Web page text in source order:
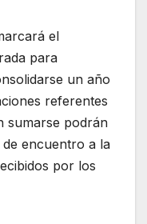
el
para
un año
referentes
sumarse podrán
encuentro a la
por los